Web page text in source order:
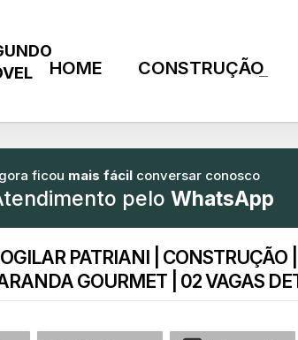
CONSTRUÇÃO
HOME
ficou mais fácil conversar conosco
pelo WhatsApp
PATRIANI | CONSTRUÇÃO |
GOURMET | 02 VAGAS